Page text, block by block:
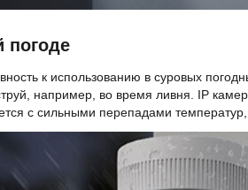
погоде
к использованию в суровых
например, во время ливня. IP
с сильными перепадами